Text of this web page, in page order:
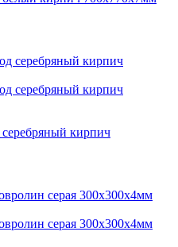
кирпич